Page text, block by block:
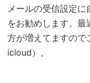
メールの受信設定
をお勧めします。
方が増えてますので
icloud）。